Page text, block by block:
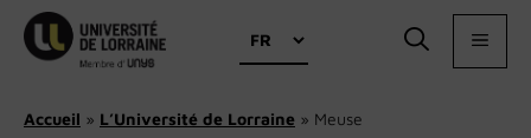
Aller
contenu
Choisir
une
Accueil » L’Université de Lorraine » Meuse